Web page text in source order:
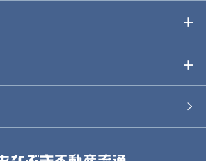
で見る
て